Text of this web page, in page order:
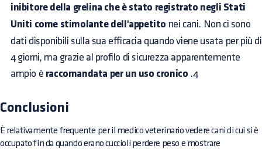
inibitore della grelina che è stato registrato negli Stati
Uniti come stimolante dell'appetito nei cani. Non ci sono
dati disponibili sulla sua efficacia quando viene usata per più di
4 giorni, ma grazie al profilo di sicurezza apparentemente
ampio è raccomandata per un uso cronico .4
Conclusioni
È relativamente frequente per il medico veterinario vedere cani di cui si è
occupato fin da quando erano cuccioli perdere peso e mostrare